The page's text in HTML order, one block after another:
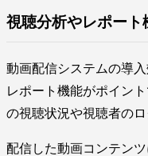
視聴分析やレポート
動画配信システムの導
レポート機能がポイン
の視聴状況や視聴者の
配信した動画コンテン